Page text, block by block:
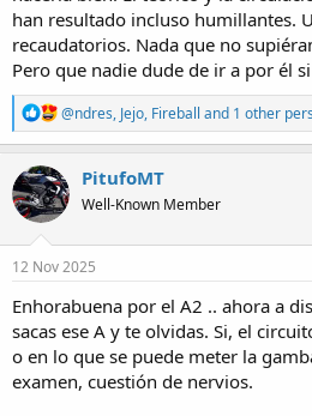
han resultado incluso humillantes.
recaudatorios. Nada que no
Pero que nadie dude de ir a por él
R
e
a
c
t
i
n
s
@ndres, Jejo, Fireball and 1 other
PitufoMT
Well-Known Member
12 Nov 2025
Enhorabuena por el A2 .. ahora a
sacas ese A y te olvidas. Si, el
o en lo que se puede meter la
examen, cuestión de nervios.